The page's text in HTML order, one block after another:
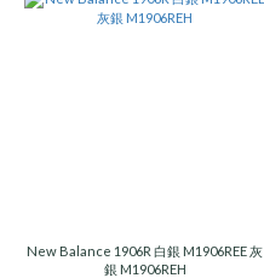
New Balance 1906R 白銀 M1906REE 灰
銀 M1906REH